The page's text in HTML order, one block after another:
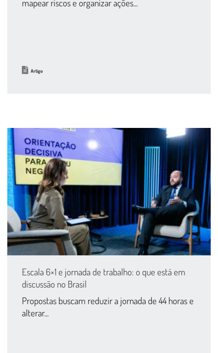
mapear riscos e organizar ações...
Artigo
Escala 6×1 e jornada de trabalho: o que está em
discussão no Brasil
Propostas buscam reduzir a jornada de 44 horas e
alterar...